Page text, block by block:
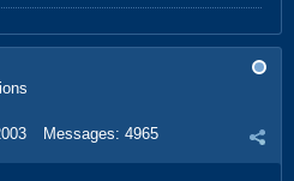
Messages: 4965